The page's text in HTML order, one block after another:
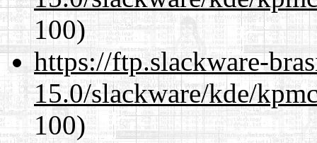
100)
https://ftp.slackware-
15.0/slackware/kde/
100)